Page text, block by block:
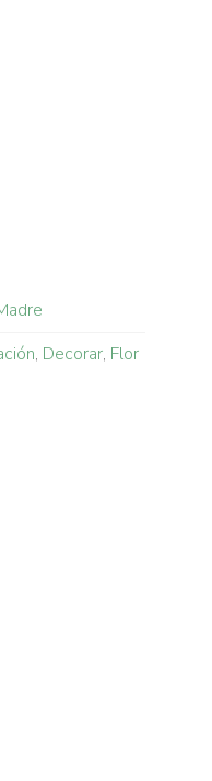
, Decorar, Flor